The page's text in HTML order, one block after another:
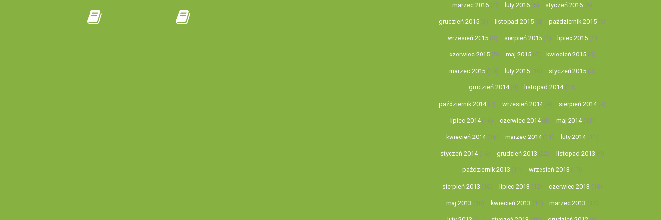
marzec 2016 (4) luty 2016 (5) styczeń 2016(5)
grudzień 2015(3) listopad 2015(8) październik 2015 (9)
wrzesień 2015(3) sierpień 2015(4) lipiec 2015 (4)
czerwiec 2015(5) maj 2015(5) kwiecień 2015 (5)
marzec 2015 (10) luty 2015 (10) styczeń 2015(3)
grudzień 2014(9) listopad 2014(13)
październik 2014(7) wrzesień 2014(9) sierpień 2014(9)
lipiec 2014(14) czerwiec 2014(8) maj 2014(13)
kwiecień 2014(16) marzec 2014(11) luty 2014(11)
styczeń 2014(16) grudzień 2013 (22) listopad 2013 (9)
październik 2013 (11) wrzesień 2013 (19)
sierpień 2013 (16) lipiec 2013 (12) czerwiec 2013 (18)
maj 2013 (10) kwiecień 2013 (11) marzec 2013 (12)